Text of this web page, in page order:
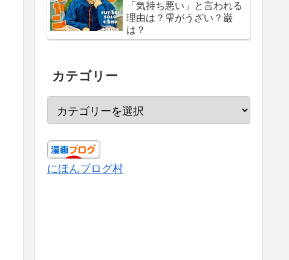
「気持ち悪い」と言われる
理由は？雫がうざい？巌
は？
カテゴリー
にほんブログ村